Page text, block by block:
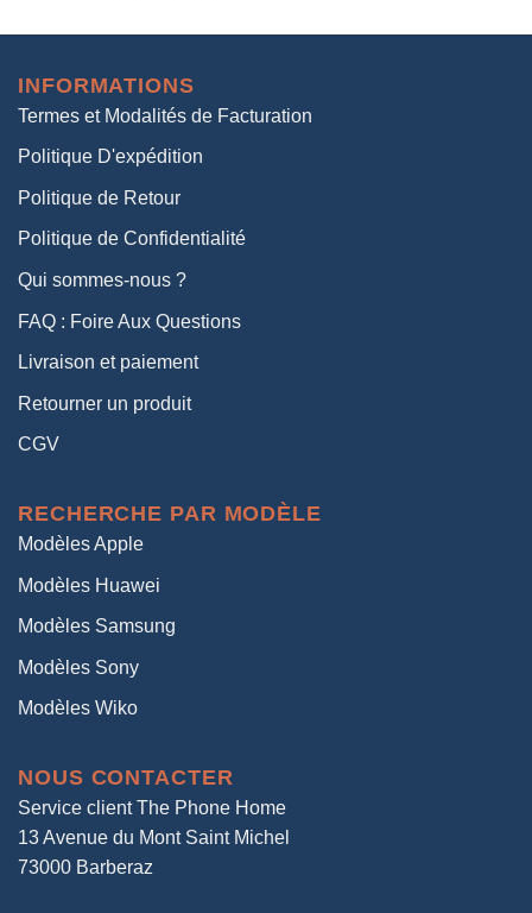
initial
38,00€.
actuel
INFORMATIONS
Termes et Modalités de Facturation
Politique D'expédition
Politique de Retour
Politique de Confidentialité
Qui sommes-nous ?
FAQ : Foire Aux Questions
Livraison et paiement
Retourner un produit
CGV
RECHERCHE PAR MODÈLE
Modèles Apple
Modèles Huawei
Modèles Samsung
Modèles Sony
Modèles Wiko
NOUS CONTACTER
Service client The Phone Home
13 Avenue du Mont Saint Michel
73000 Barberaz